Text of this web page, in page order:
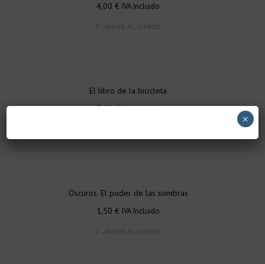
4,00 € IVA Incluido
AÑADIR AL CARRITO
El libro de la bicicleta
5,00€ IVA Incluido
Oscuros. El poder de las sombras
1,50 € IVA Incluido
AÑADIR AL CARRITO
×